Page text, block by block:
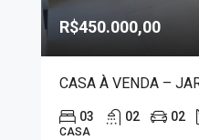
R$450.000,00
03 02 02
CASA